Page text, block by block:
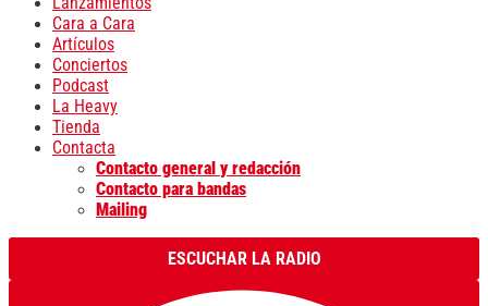
Cara a Cara
Artículos
Conciertos
Podcast
La Heavy
Tienda
Contacta
Contacto general y redacción
Contacto para bandas
Mailing
ESCUCHAR LA RADIO